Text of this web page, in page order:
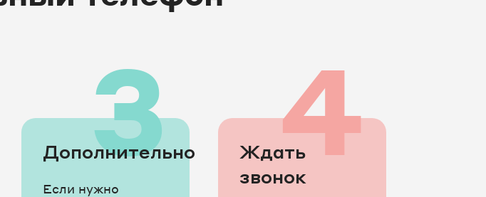
3
Дополнительно
Если нужно
4
Ждать
звонок